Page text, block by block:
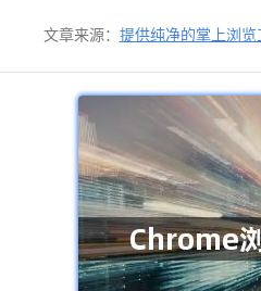
文章来源： 提供纯净的掌上浏